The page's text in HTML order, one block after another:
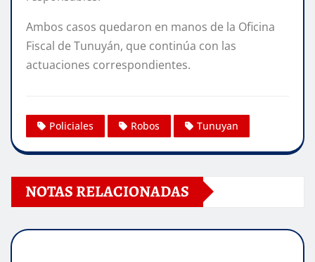
Ambos casos quedaron en manos de la Oficina
Fiscal de Tunuyán, que continúa con las
actuaciones correspondientes.
Policiales Robos Tunuyan
NOTAS RELACIONADAS